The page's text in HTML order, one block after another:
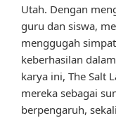
Utah. Dengan
guru dan siswa,
menggugah
keberhasilan
karya ini, The Salt
mereka sebagai
berpengaruh,